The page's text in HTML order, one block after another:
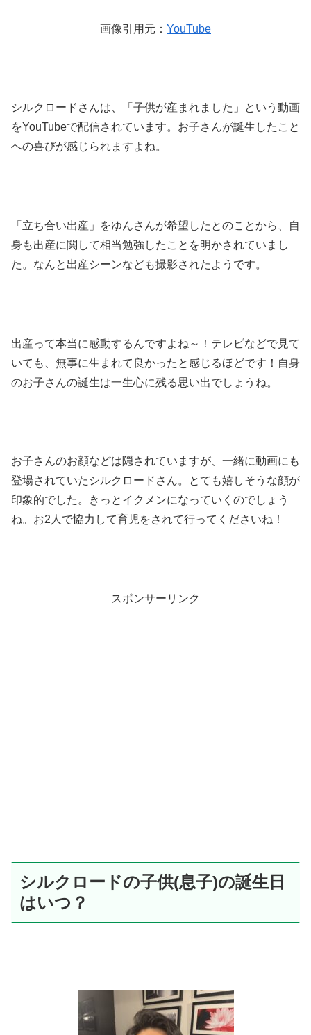
画像引用元： YouTube
シルクロードさんは、「子供が産まれました」という動画
をYouTubeで配信されています。お子さんが誕生したこと
への喜びが感じられますよね。
「立ち合い出産」をゆんさんが希望したとのことから、自
身も出産に関して相当勉強したことを明かされていまし
た。なんと出産シーンなども撮影されたようです。
出産って本当に感動するんですよね～！テレビなどで見て
いても、無事に生まれて良かったと感じるほどです！自身
のお子さんの誕生は一生心に残る思い出でしょうね。
お子さんのお顔などは隠されていますが、一緒に動画にも
登場されていたシルクロードさん。とても嬉しそうな顔が
印象的でした。きっとイクメンになっていくのでしょう
ね。お2人で協力して育児をされて行ってくださいね！
スポンサーリンク
シルクロードの子供(息子)の誕生日
はいつ？